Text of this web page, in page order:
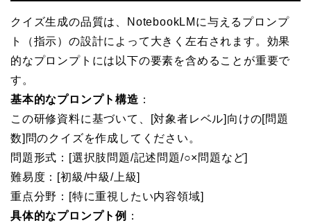
クイズ生成の品質は、NotebookLMに与えるプロンプ
ト（指示）の設計によって大きく左右されます。効果
的なプロンプトには以下の要素を含めることが重要で
す。
基本的なプロンプト構造 ：
この研修資料に基づいて、[対象者レベル]向けの[問題
数]問のクイズを作成してください。
問題形式：[選択肢問題/記述問題/○×問題など]
難易度：[初級/中級/上級]
重点分野：[特に重視したい内容領域]
具体的なプロンプト例
：